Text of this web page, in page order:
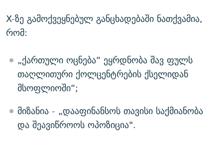
X-ზე გამოქვეყნებულ განცხადებაში ნათქვამია,
რომ:
„ქართული ოცნება“ ეყრდნობა შავ ფულს
თაღლითური ქოლცენტრების ქსელიდან
მსოფლიოში“;
მიზანია - „დააფინანსოს თავისი საქმიანობა
და შეავიწროოს ოპოზიცია".